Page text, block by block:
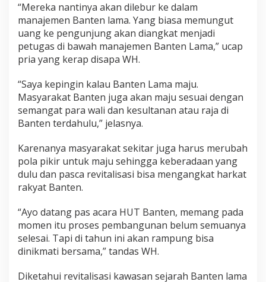
“Mereka nantinya akan dilebur ke dalam
manajemen Banten lama. Yang biasa memungut
uang ke pengunjung akan diangkat menjadi
petugas di bawah manajemen Banten Lama,” ucap
pria yang kerap disapa WH.
“Saya kepingin kalau Banten Lama maju.
Masyarakat Banten juga akan maju sesuai dengan
semangat para wali dan kesultanan atau raja di
Banten terdahulu,” jelasnya.
Karenanya masyarakat sekitar juga harus merubah
pola pikir untuk maju sehingga keberadaan yang
dulu dan pasca revitalisasi bisa mengangkat harkat
rakyat Banten.
“Ayo datang pas acara HUT Banten, memang pada
momen itu proses pembangunan belum semuanya
selesai. Tapi di tahun ini akan rampung bisa
dinikmati bersama,” tandas WH.
Diketahui revitalisasi kawasan sejarah Banten lama